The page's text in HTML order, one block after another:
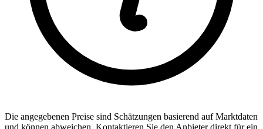
Die angegebenen Preise sind Schätzungen basierend auf Marktdaten